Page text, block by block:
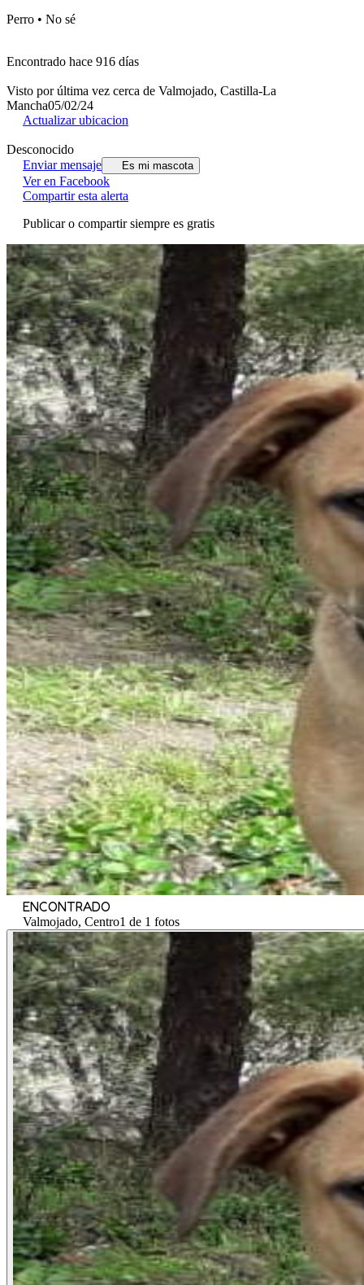
Perro • No sé
Encontrado hace 916 días
Visto por última vez cerca de Valmojado, Castilla-La
Mancha05/02/24
Actualizar ubicacion
Desconocido
Enviar mensaje
Es mi mascota
Ver en Facebook
Compartir esta alerta
Publicar o compartir siempre es gratis
ENCONTRADO
Valmojado, Centro1 de 1 fotos